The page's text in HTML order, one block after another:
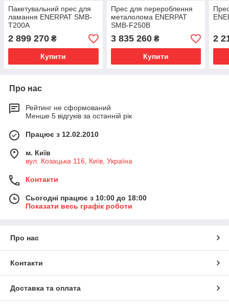
Пакетувальний прес для
ламання ENERPAT SMB-
T200А
2 899 270 ₴
Купити
Прес для перероблення
металолома ENERPAT
SMB-F250В
3 835 260₴
Купити
2
Про нас
Рейтинг не сформований
Менше 5 відгуків за останній рік
Працює з 12.02.2010
м. Київ
вул. Козацька 116, Київ, Україна
Контакти
Сьогодні працює з 10:00 до 18:00
Показати весь графік роботи
Про нас
Контакти
Доставка та оплата